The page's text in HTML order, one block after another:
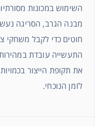
השימוש במכונות
מבנה הגרב, הסריגה
חוטים כדי לקבל משחקי
התעשייה עובדת
את תקופת הייצור
לזמן הנוכחי.